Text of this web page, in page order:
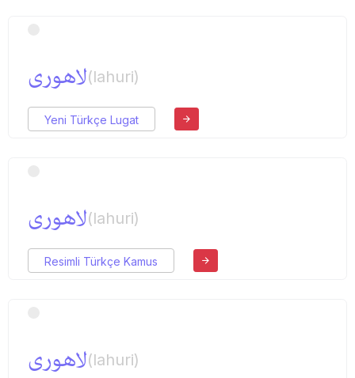
لاهوری(lahuri)
Yeni Türkçe Lugat
لاهوری(lahuri)
Resimli Türkçe Kamus
لاهوری(lahuri)